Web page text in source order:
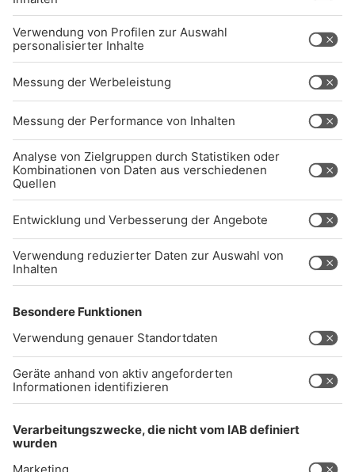
BARRIEREFREIHEIT: WIR ARBEITEN DERZEIT
AKTIV DARAN, UNSERE WEBSITE
BARRIEREFREI ZU GESTALTEN - GEMÄSS D
EN ANFORDERUNGEN DES B
ARRIEREFREIHEITSSTÄRKUNGSGESETZES. W
ENN SIE AUF BARRIEREN STOSSEN ODER UN
NTAKTIEREN SIE UNS GERNE.
Studio-Hotline
(089) 38 38 38 38
info@radiogong.de
Impressum
Audiothek